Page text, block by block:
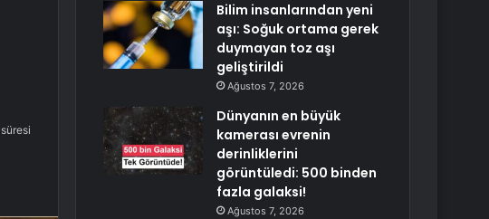
Bilim insanlarından yeni
aşı: Soğuk ortama gerek
duymayan toz aşı
geliştirildi
Ağustos 7, 2026
Dünyanın en büyük
kamerası evrenin
derinliklerini
görüntüledi: 500 binden
fazla galaksi!
Ağustos 7, 2026